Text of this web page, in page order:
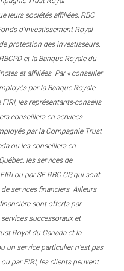
leurs sociétés affiliées, RBC
d’investissement Royal
protection des investisseurs.
et la Banque Royale du
et affiliées. Par « conseiller
par la Banque Royale
les représentants-conseils
conseillers en services
par la Compagnie Trust
ou les conseillers en
les services de
ou par SF RBC GP, qui sont
services financiers. Ailleurs
sont offerts par
services successoraux et
Royal du Canada et la
un service particulier n’est pas
par FIRI, les clients peuvent